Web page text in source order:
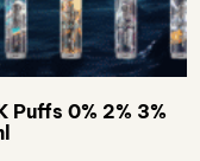
Puffs 0% 2% 3%